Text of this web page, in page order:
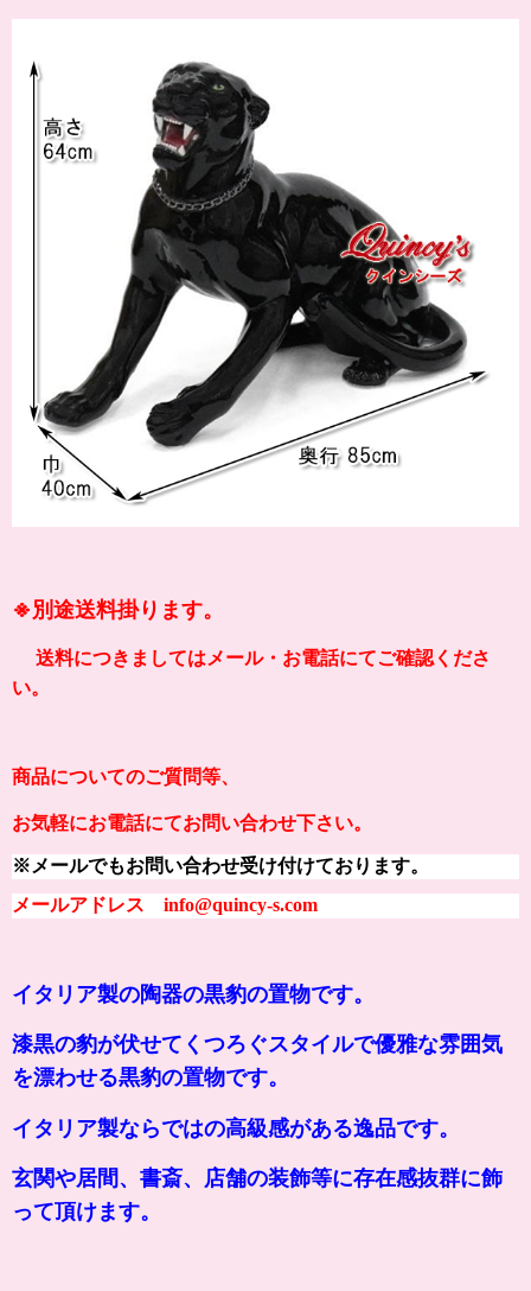
※別途送料掛ります。
送料につきましてはメール・お電話にてご確認くださ
い。
商品についてのご質問等、
お気軽にお電話にてお問い合わせ下さい。
※メールでもお問い合わせ受け付けております。
メールアドレス info@quincy-s.com
イタリア製の陶器の黒豹の置物です。
漆黒の豹が伏せてくつろぐスタイルで優雅な雰囲気
を漂わせる黒豹の置物です。
イタリア製ならではの高級感がある逸品です。
玄関や居間、書斎、店舗の装飾等に存在感抜群に飾
って頂けます。